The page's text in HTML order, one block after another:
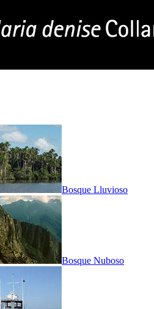
Bosque Lluvioso
Bosque Nuboso